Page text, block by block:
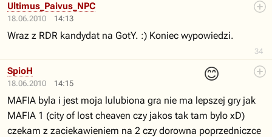
18.06.2010 14:13
34
Ultimus_Paivus_NPC
Wraz z RDR kandydat na GotY. :) Koniec wypowiedzi.
18.06.2010 14:15
😊
SpioH
MAFIA byla i jest moja lulubiona gra nie ma lepszej gry jak
MAFIA 1 (city of lost cheaven czy jakos tak tam bylo xD)
czekam z zaciekawieniem na 2 czy dorowna poprzedniczce